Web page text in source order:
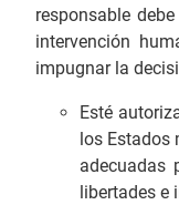
responsable
intervención
impugnar la
Esté
los
adecuadas
libertades e